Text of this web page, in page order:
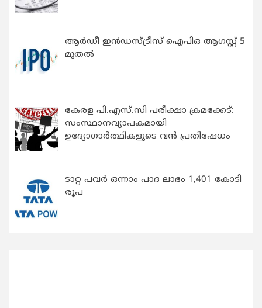
ആർഡീ ഇൻഡസ്ട്രീസ് ഐപിഒ ആഗസ്റ്റ് 5
മുതൽ
കേരള പി.എസ്.സി പരീക്ഷാ ക്രമക്കേട്:
സംസ്ഥാനവ്യാപകമായി
ഉദ്യോഗാര്‍ത്ഥികളുടെ വന്‍ പ്രതിഷേധം
ടാറ്റ പവർ ഒന്നാം പാദ ലാഭം 1,401 കോടി
രൂപ